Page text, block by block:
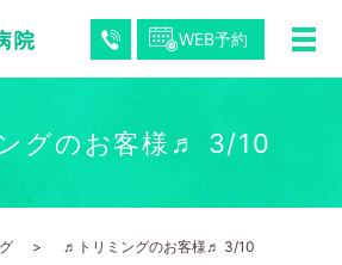
WEB予約
グのお客様♬ 3/10
♬トリミングのお客様♬ 3/10